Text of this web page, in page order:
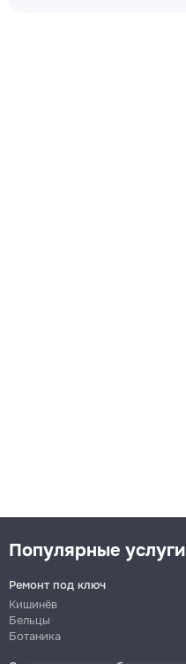
Популярные услуги
Ремонт под ключ
Кишинёв
Бельцы
Ботаника